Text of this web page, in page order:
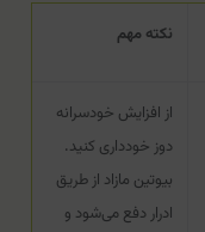
نکته مهم
از افزایش خودسرانه
دوز خودداری کنید.
بیوتین مازاد از طریق
ادرار دفع می‌شود و